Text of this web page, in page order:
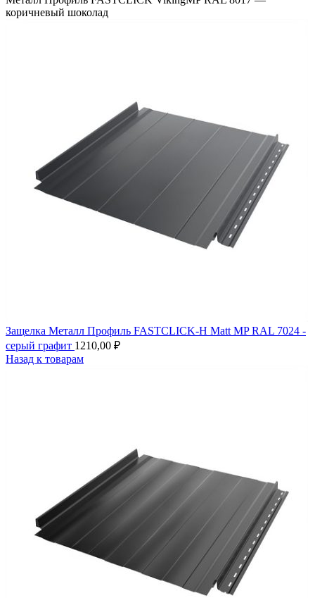
коричневый шоколад
Защелка Металл Профиль FASTCLICK-Н Matt MP RAL 7024 -
серый графит 1210,00 ₽
Назад к товарам